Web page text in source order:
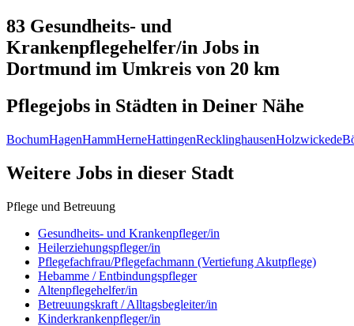
83 Gesundheits- und
Krankenpflegehelfer/in Jobs in
Dortmund im Umkreis von 20 km
Pflegejobs in Städten in Deiner Nähe
BochumHagenHammHerneHattingenRecklinghausenHolzwickede
Weitere Jobs in dieser Stadt
Pflege und Betreuung
Gesundheits- und Krankenpfleger/in
Heilerziehungspfleger/in
Pflegefachfrau/Pflegefachmann (Vertiefung Akutpflege)
Hebamme / Entbindungspfleger
Altenpflegehelfer/in
Betreuungskraft / Alltagsbegleiter/in
Kinderkrankenpfleger/in